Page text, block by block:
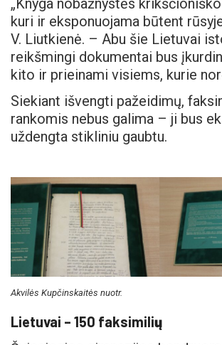
„Knyga nobažnystės
kuri ir eksponuojama būtent
V. Liutkienė. – Abu šie Lietuvai
reikšmingi dokumentai bus
kito ir prieinami visiems, kurie
Siekiant išvengti pažeidimų,
rankomis nebus galima – ji bus
uždengta stikliniu gaubtu.
Akvilės Kupčinskaitės nuotr.
Lietuvai – 150 faksimilių